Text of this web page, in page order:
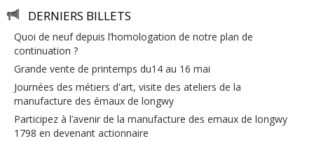
DERNIERS BILLETS
quoi de neuf depuis l’homologation de notre plan de
continuation ?
grande vente de printemps du14 au 16 mai
journées des métiers d'art, visite des ateliers de la
manufacture des émaux de longwy
participez à l’avenir de la manufacture des emaux de longwy
1798 en devenant actionnaire